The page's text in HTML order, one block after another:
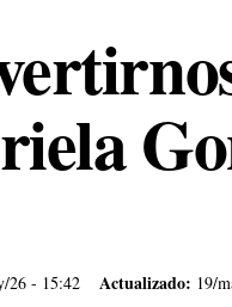
26 - 15:42 Actualizado: 19/